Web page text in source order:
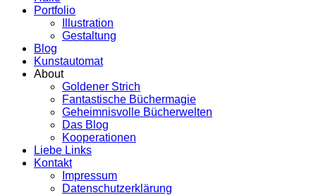
Portfolio
Illustration
Gestaltung
Blog
Kunstautomat
About
Goldener Strich
Fantastische Büchermagie
Geheimnisvolle Bücherwelten
Das Blog
Kooperationen
Liebe Links
Kontakt
Impressum
Datenschutzerklärung